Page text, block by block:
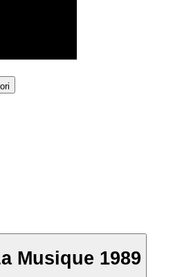
Musique 1989